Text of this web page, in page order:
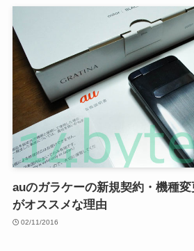
auのガラケーの新規契約・機種
がオススメな理由
02/11/2016